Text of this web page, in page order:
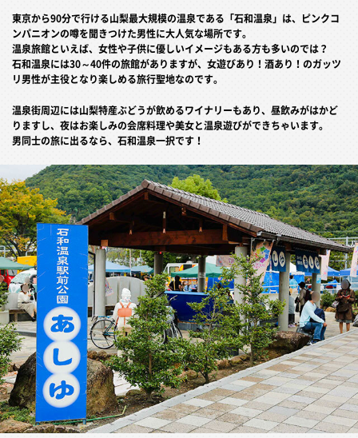
東京から90分で行ける山梨最大規模の温泉である「石和温泉」は、ピンクコ
ンパニオンの噂を聞きつけた男性に大人気な場所です。
温泉旅館といえば、女性や子供に優しいイメージもある方も多いのでは？
石和温泉には30～40件の旅館がありますが、女遊びあり！酒あり！のガッツ
リ男性が主役となり楽しめる旅行聖地なのです。
温泉街周辺には山梨特産ぶどうが飲めるワイナリーもあり、昼飲みがはかど
りますし、夜はお楽しみの会席料理や美女と温泉遊びができちゃいます。
男同士の旅に出るなら、石和温泉一択です！